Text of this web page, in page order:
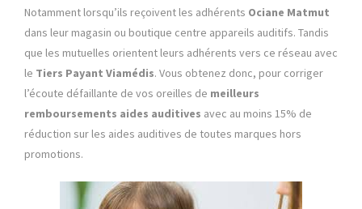
Notamment lorsqu’ils reçoivent les adhérents Ociane Matmut
dans leur magasin ou boutique centre appareils auditifs. Tandis
que les mutuelles orientent leurs adhérents vers ce réseau avec
le Tiers Payant Viamédis. Vous obtenez donc, pour corriger
l’écoute défaillante de vos oreilles de meilleurs
remboursements aides auditives avec au moins 15% de
réduction sur les aides auditives de toutes marques hors
promotions.